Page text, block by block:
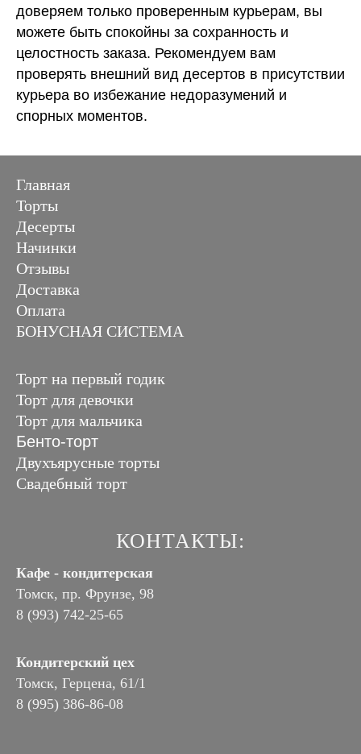
доверяем только проверенным курьерам, вы
можете быть спокойны за сохранность и
целостность заказа. Рекомендуем вам
проверять внешний вид десертов в присутствии
курьера во избежание недоразумений и
спорных моментов.
Главная
Торты
Десерты
Начинки
Отзывы
Доставка
Оплата
БОНУСНАЯ СИСТЕМА
Торт на первый годик
Торт для девочки
Торт для мальчика
Бенто-торт
Двухъярусные торты
Свадебный торт
КОНТАКТЫ:
Кафе - кондитерская
Томск, пр. Фрунзе, 98
8 (993) 742-25-65
Кондитерский цех
Томск, Герцена, 61/1
8 (995) 386-86-08